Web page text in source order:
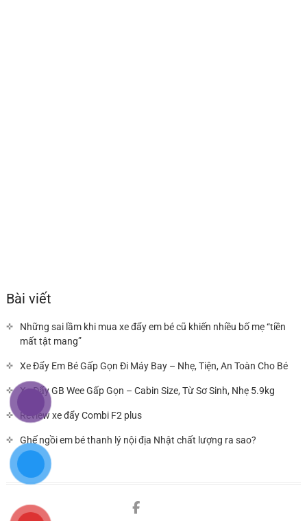
Bài viết
Những sai lầm khi mua xe đẩy em bé cũ khiến nhiều bố mẹ “tiền
mất tật mang”
Xe Đẩy Em Bé Gấp Gọn Đi Máy Bay – Nhẹ, Tiện, An Toàn Cho Bé
Xe Đẩy GB Wee Gấp Gọn – Cabin Size, Từ Sơ Sinh, Nhẹ 5.9kg
Review xe đẩy Combi F2 plus
Ghế ngồi em bé thanh lý nội địa Nhật chất lượng ra sao?
Facebook